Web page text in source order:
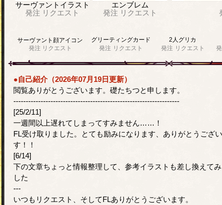
サーヴァントイラスト
発注 リクエスト
エンブレム
発注 リクエスト
サーヴァント顔アイコン
発注 リクエスト
グリーティングカード
発注 リクエスト
2人グリカ
発注 リクエスト
●自己紹介（2026年07月19日更新）
閲覧ありがとうございます。礎たちつと申します。
-------------------------------------------------------------------
[25/2/11]
一週間以上遅れてしまってすみません……！
FL受け取りました。とても励みになります、ありがとうござ
す！！
[6/14]
下の文章ちょっと情報整理して、参考イラストも差し換えて
した
---
いつもリクエスト、そしてFLありがとうございます。